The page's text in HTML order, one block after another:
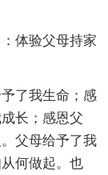
体验父母持家
了我生命；感
长；感恩父
父母给予了我
何做起。也